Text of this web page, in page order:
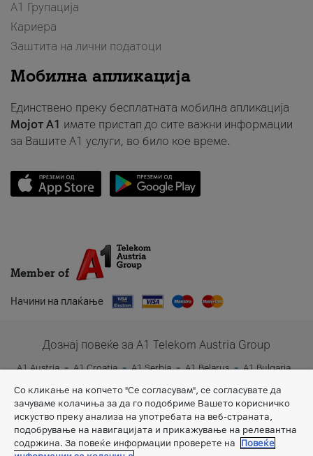
А1 Групација
Кариера
Заштита на лични податоци
Мобилна апликација
Единствено преку бесплатната мобилна апликација
Мојот A1 имате пристап до сите важни информации
за Вашите A1 услуги, во било кое време.
Member of
Начини на плаќање
Дознај повеќе за A1 Telekom Austria Group
A1 Austria A1 Croatia A1 Serbia A1 Belarus
A1 Bulgaria
Со кликање на копчето "Се согласувам", се согласувате да
зачуваме колачиња за да го подобриме Вашето корисничко
искуство преку анализа на употребата на веб-страната,
подобрување на навигацијата и прикажување на релевантна
содржина. За повеќе информации проверете на
Повеќе